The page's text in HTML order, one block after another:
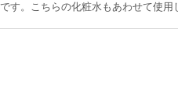
す。こちらの化粧水もあわせて使